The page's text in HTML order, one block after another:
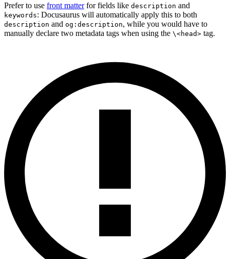
Prefer to use front matterfor fields like description and
keywords: Docusaurus will automatically apply this to both
description and og:description, while you would have to
manually declare two metadata tags when using the \<head> tag.